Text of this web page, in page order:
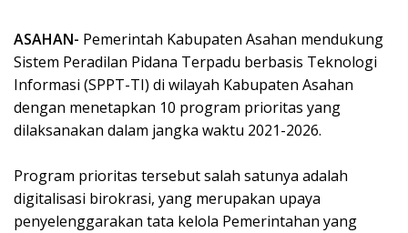
ASAHAN- Pemerintah Kabupaten Asahan mendukung
Sistem Peradilan Pidana Terpadu berbasis Teknologi
Informasi (SPPT-TI) di wilayah Kabupaten Asahan
dengan menetapkan 10 program prioritas yang
dilaksanakan dalam jangka waktu 2021-2026.
Program prioritas tersebut salah satunya adalah
digitalisasi birokrasi, yang merupakan upaya
penyelenggarakan tata kelola Pemerintahan yang